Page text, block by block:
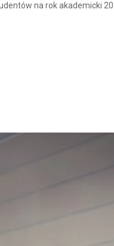
na rok akademicki